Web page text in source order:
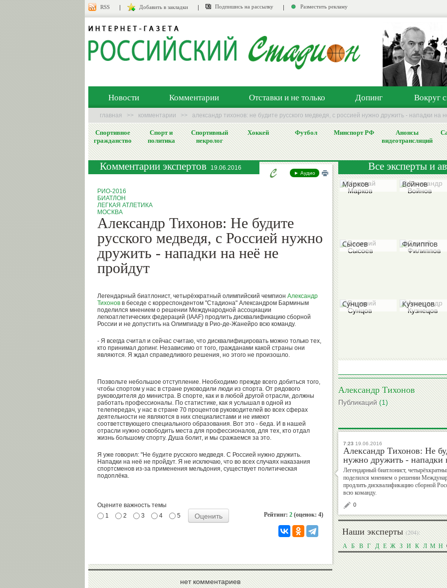
RSS Добавить в закладки Подпишись на рассылку Разместить рекламу
Новости Комментарии Отставки и не только Допинг Вокруг
главная >> комментарии >> александр тихонов: не будите русского медведя, с россией нужно дружить - нападки на
Спортивное
гражданство
Спорт и
политика
Спортивный
некролог
Хоккей Футбол Минспорт РФ
Анонсы
видеотрансляций
Комментарии экспертов 19.06.2016
► Аудио
РИО-2016
БИАТЛОН
ЛЕГКАЯ АТЛЕТИКА
МОСКВА
Александр Тихонов: Не будите
русского медведя, с Россией нужно
дружить - нападки на неё не
пройдут
Легендарный биатлонист, четырёхкратный олимпийский чемпион Александр
Тихонов в беседе с корреспондентом "Стадиона" Александром Барминым
поделился мнением о решении Международной ассоциации
легкоатлетических федераций (IAAF) продлить дисквалификацию сборной
России и не допустить на Олимпиаду в Рио-де-Жанейро всю команду.
- Я всегда считал и сейчас считаю, что дисквалифицировать можно только тех,
кто принимал допинг. Независимо от того, гражданами какой страны они
являются. Я ждал справедливого решения, но этого не произошло.
Позвольте небольшое отступление. Необходимо прежде всего добиться того,
чтобы спортом у нас в стране руководили люди из спорта. От рядового
руководителя до министра. В спорте, как и в любой другой отрасли, должны
работать профессионалы. По статистике, как я услышал в одной из
телепередач, у нас в стране 70 процентов руководителей во всех сферах
деятельности не являются в них специалистами и не имеют
соответствующего специального образования. Вот это - беда. И в нашей
отрасли нужно освободить места для профессионалов, для тех, кто отдал
жизнь большому спорту. Душа болит, и мы сражаемся за это.
Я уже говорил: "Не будите русского медведя. С Россией нужно дружить.
Нападки на неё не пройдут. Я не исключаю, что во всех случаях наказания
спортсменов из-за применения мельдония, существует политическая
подоплёка.
Оцените важность темы
Рейтинг: 2 (оценок: 4)
1 2 3 4 5
нет комментариев
Все эксперты и
Николай
Марков
Александр
Войнов
Сысоев
Филиппов
Сунцов
Кузнецов
Степанов
Гришин
Вячеслав
Колосков
Виктор
Коноплев
Валерий
Штейнбах
Михаил
Шлаен
Рудольф
Незвецкий
Алексей
Власенко
Александр Тихонов
Публикаций(1)
7:23 19.06.2016
Александр Тихонов: Не
нужно дружить - нападки
Легендарный биатлонист,
поделился мнением о решении
продлить дисквалификацию сборной
всю команду.
0
Наши эксперты(204):
А Б В Г Д Е Ж З И К Л М Н